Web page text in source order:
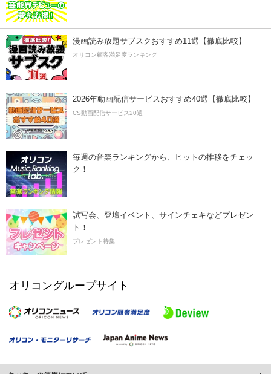
漫画読み放題サブスクおすすめ11選【徹底比較】
オリコン顧客満足度ランキング
2026年動画配信サービスおすすめ40選【徹底比較】
CS動画配信サービス20選
毎週の音楽ランキングから、ヒットの推移をチェッ
ク！
試写会、登壇イベント、サインチェキなどプレゼン
ト！
プレゼント特集
オリコングループサイト